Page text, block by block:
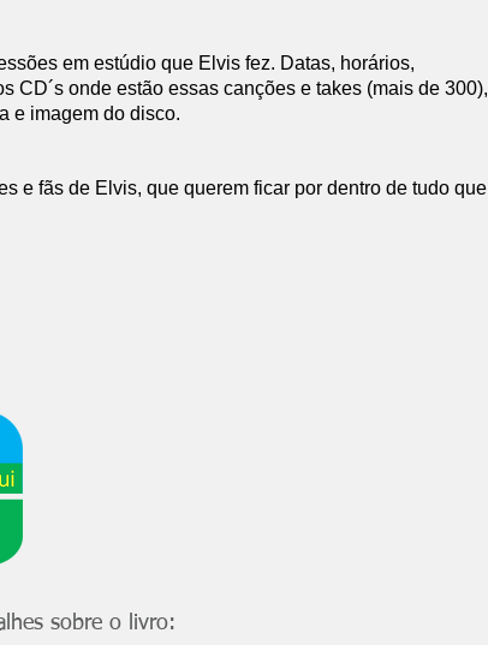
em estúdio que Elvis fez. Datas, horários,
CD´s onde estão essas canções e takes (mais de 300),
e imagem do disco.
e fãs de Elvis, que querem ficar por dentro de tudo que
sobre o livro: